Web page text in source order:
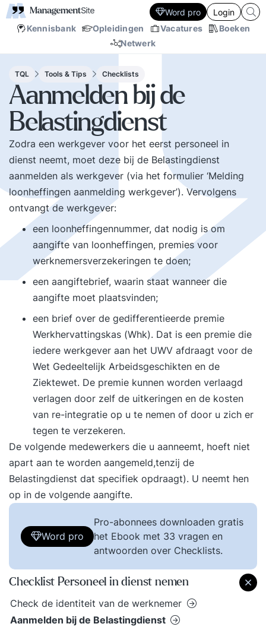
Kennisbank Opleidingen Vacatures
Boeken
Netwerk
Word pro Login
TQL Tools & Tips Checklists
Aanmelden bij de
Belastingdienst
Zodra een werkgever voor het eerst personeel in
dienst neemt, moet deze bij de Belastingdienst
aanmelden als werkgever (via het formulier ‘Melding
loonheffingen aanmelding werkgever’). Vervolgens
ontvangt de werkgever:
een loonheffingennummer, dat nodig is om
aangifte van loonheffingen, premies voor
werknemersverzekeringen te doen;
een aangiftebrief, waarin staat wanneer die
aangifte moet plaatsvinden;
een brief over de gedifferentieerde premie
Werkhervattingskas (Whk). Dat is een premie die
iedere werkgever aan het UWV afdraagt voor de
Wet Gedeeltelijk Arbeidsgeschikten en de
Ziektewet. De premie kunnen worden verlaagd
verlagen door zelf de uitkeringen en de kosten
van re-integratie op u te nemen of door u zich er
tegen te verzekeren.
De volgende medewerkers die u aanneemt, hoeft niet
apart aan te worden aangemeld,tenzij de
Belastingdienst dat specifiek opdraagt). U neemt hen
op in de volgende aangifte.
Word pro
Pro-abonnees downloaden gratis
het Ebook met 33 vragen en
antwoorden over Checklists.
Checklist Personeel in dienst nemen
Check de identiteit van de werknemer
Aanmelden bij de Belastingdienst